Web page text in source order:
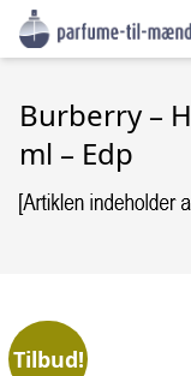
Burberry –
ml – Edp
Tilbud!